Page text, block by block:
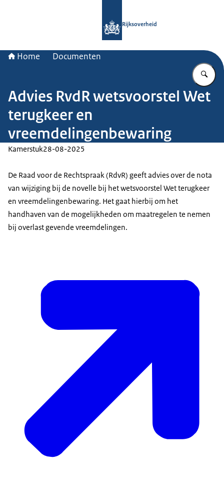
Rijksoverheid
Home Documenten
Advies RvdR wetsvoorstel Wet
terugkeer en
vreemdelingenbewaring
Kamerstuk28-08-2025
De Raad voor de Rechtspraak (RdvR) geeft advies over de nota
van wijziging bij de novelle bij het wetsvoorstel Wet terugkeer
en vreemdelingenbewaring. Het gaat hierbij om het
handhaven van de mogelijkheden om maatregelen te nemen
bij overlast gevende vreemdelingen.